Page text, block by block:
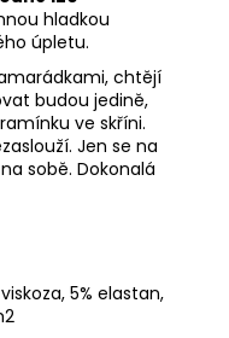
hladkou
úpletu.
chtějí
budou jedině,
ve skříni.
Jen se na
sobě. Dokonalá
5% elastan,